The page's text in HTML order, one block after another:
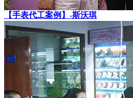
【手表代工案例】-斯沃琪